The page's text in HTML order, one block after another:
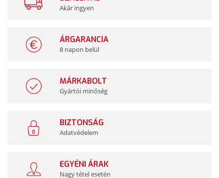
Akár ingyen
ÁRGARANCIA
8 napon belül
MÁRKABOLT
Gyártói minőség
BIZTONSÁG
Adatvédelem
EGYÉNI ÁRAK
Nagy tétel esetén